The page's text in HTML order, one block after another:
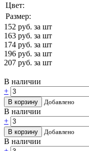
Цвет:
Размер:
152 руб. за шт
163 руб. за шт
174 руб. за шт
196 руб. за шт
207 руб. за шт
В наличии
+
В корзину Добавлено
В наличии
+
В корзину Добавлено
В наличии